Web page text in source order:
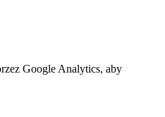
Google Analytics, aby